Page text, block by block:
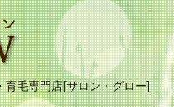
育毛専門店[サロン・グロー]